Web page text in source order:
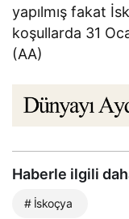
yapılmış fakat
koşullarda 31
(AA)
Haberle ilgili
# İskoçya